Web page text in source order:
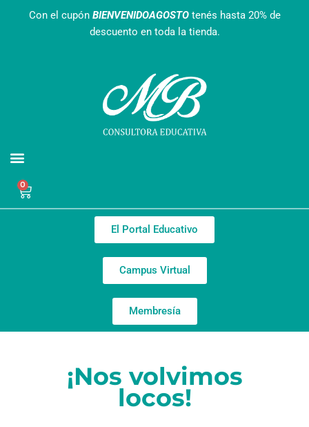
Con el cupón BIENVENIDOAGOSTO tenés hasta 20% de
descuento en toda la tienda.
0
Cart
El Portal Educativo
Campus Virtual
Membresía
¡Nos volvimos
locos!